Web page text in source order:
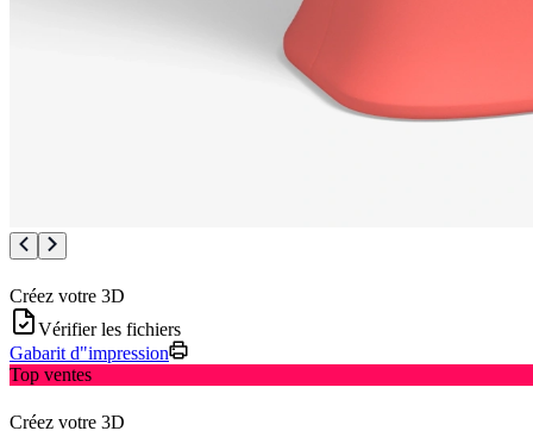
Créez votre 3D
Vérifier les fichiers
Gabarit d"impression
Top ventes
Créez votre 3D